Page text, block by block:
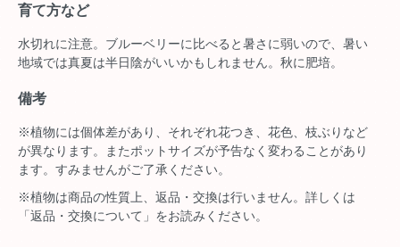
育て方など
水切れに注意。ブルーベリーに比べると暑さに弱いので、暑い
地域では真夏は半日陰がいいかもしれません。秋に肥培。
備考
※植物には個体差があり、それぞれ花つき、花色、枝ぶりなど
が異なります。またポットサイズが予告なく変わることがあり
ます。すみませんがご了承ください。
※植物は商品の性質上、返品・交換は行いません。詳しくは
「返品・交換について」をお読みください。